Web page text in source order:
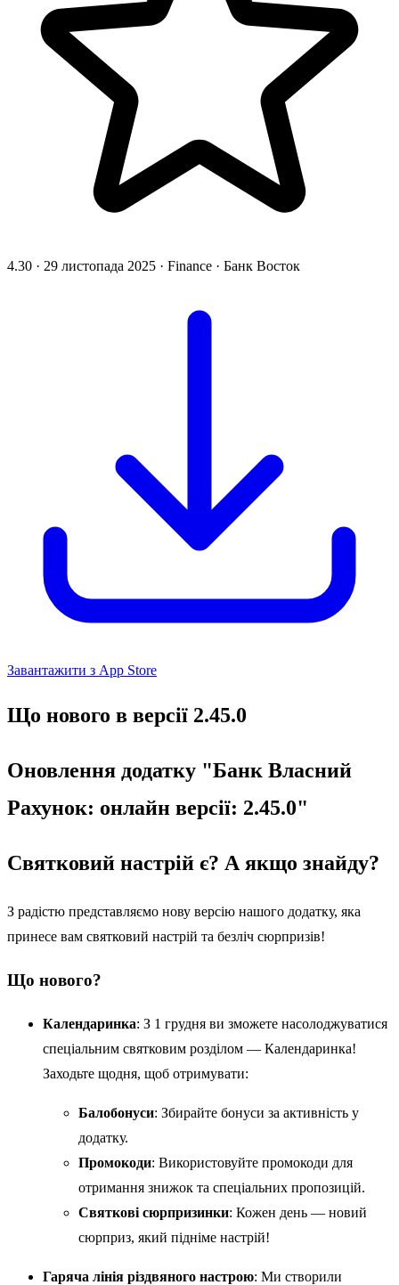
4.30 · 29 листопада 2025 · Finance · Банк Восток
Завантажити з App Store
Що нового в версії 2.45.0
Оновлення додатку "Банк Власний
Рахунок: онлайн версії: 2.45.0"
Святковий настрій є? А якщо знайду?
З радістю представляємо нову версію нашого додатку, яка
принесе вам святковий настрій та безліч сюрпризів!
Що нового?
Календаринка: З 1 грудня ви зможете насолоджуватися
спеціальним святковим розділом — Календаринка!
Заходьте щодня, щоб отримувати:
Балобонуси: Збирайте бонуси за активність у
додатку.
Промокоди: Використовуйте промокоди для
отримання знижок та спеціальних пропозицій.
Святкові сюрпризинки: Кожен день — новий
сюрприз, який підніме настрій!
Гаряча лінія різдвяного настрою: Ми створили